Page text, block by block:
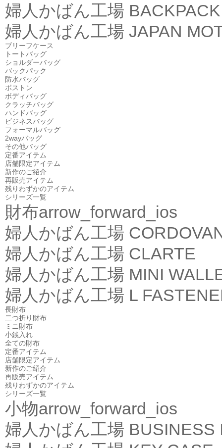
婦人かばん工場 BACKPACK
婦人かばん工場 JAPAN
ブリーフケース
トートバッグ
ショルダーバッグ
バックパック
防水バッグ
ボストン
ボディバッグ
クラッチバッグ
ハンドバッグ
ビジネスバッグ
フォーマルバッグ
2wayバッグ
その他バッグ
定番アイテム
店舗限定アイテム
新作のご紹介
再販売アイテム
残りわずかのアイテム
シリーズ一覧
財布arrow_forward_ios
婦人かばん工場
婦人かばん工場 CLARTE
婦人かばん工場 MINI
婦人かばん工場 L
長財布
二つ折り財布
ミニ財布
小銭入れ
全ての財布
定番アイテム
店舗限定アイテム
新作のご紹介
再販売アイテム
残りわずかのアイテム
シリーズ一覧
小物arrow_forward_ios
婦人かばん工場 BUSINESS